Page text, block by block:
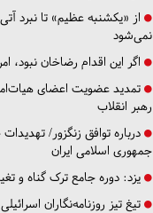
از «یکشنبه عظیم» تا نبرد
نمی‌شود
اگر این اقدام رضاخان نبود،
تمدید عضویت اعضای
رهبر انقلاب
درباره توافق زنگزور/
جمهوری اسلامی ایران
یزد: دوره جامع ترک گناه و
تیغ تیز روزنامه‌نگاران